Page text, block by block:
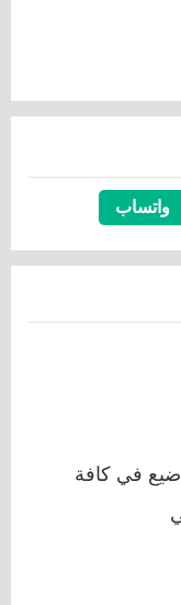
واتساب
في كافة